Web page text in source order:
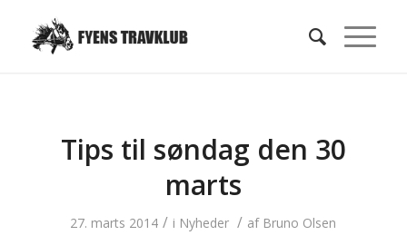
Tips til søndag den 30
marts
27. marts 2014 / i Nyheder / af Bruno Olsen